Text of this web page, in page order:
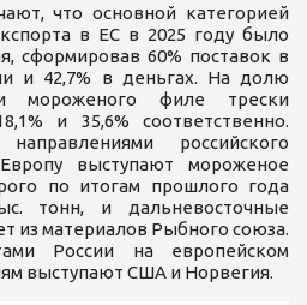
что основной категорией
в ЕС в 2025 году было
сформировав 60% поставок в
и 42,7% в деньгах. На долю
мороженого филе трески
и 35,6% соответственно.
российского
выступают мороженое
по итогам прошлого года
тонн, и дальневосточные
из материалов Рыбного союза.
России на европейском
выступают США и Норвегия.